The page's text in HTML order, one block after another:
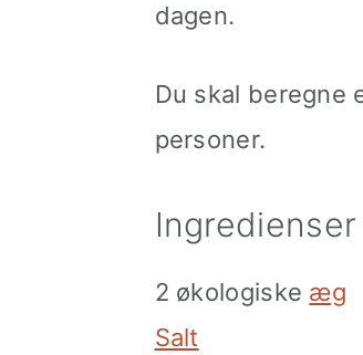
dagen.
Du skal beregne
personer.
2 økologiske æg
Salt